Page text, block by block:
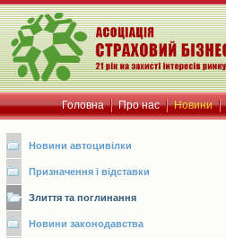
Головна Про нас Новини
Новини автоцивілки
Призначення і відставки
Злиття та поглинання
Новини законодавства